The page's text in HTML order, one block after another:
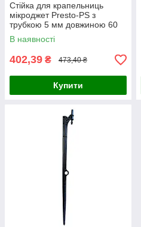
Стійка для крапельниць
мікроджет Presto-PS з
трубкою 5 мм довжиною 60
см, висота 50 см, в упаковці -
10 шт. (CS-0150-60)
В наявності
402,39 ₴ 473,40 ₴
Купити